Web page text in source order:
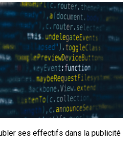
ses effectifs dans la publicité